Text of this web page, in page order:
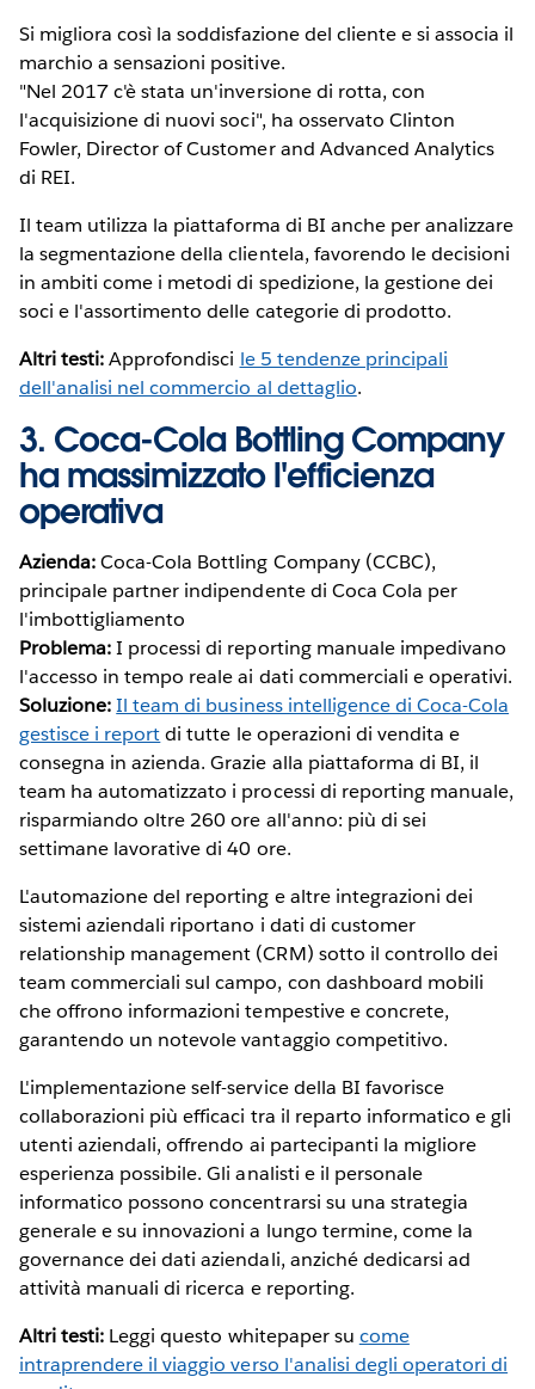
Si migliora così la soddisfazione del cliente e si associa il
marchio a sensazioni positive.
"Nel 2017 c'è stata un'inversione di rotta, con
l'acquisizione di nuovi soci", ha osservato Clinton
Fowler, Director of Customer and Advanced Analytics
di REI.
Il team utilizza la piattaforma di BI anche per analizzare
la segmentazione della clientela, favorendo le decisioni
in ambiti come i metodi di spedizione, la gestione dei
soci e l'assortimento delle categorie di prodotto.
Altri testi:Approfondisci le 5 tendenze principali
dell'analisi nel commercio al dettaglio.
3. Coca-Cola Bottling Company
ha massimizzato l'efficienza
operativa
Azienda:Coca-Cola Bottling Company (CCBC),
principale partner indipendente di Coca Cola per
l'imbottigliamento
Problema:I processi di reporting manuale impedivano
l'accesso in tempo reale ai dati commerciali e operativi.
Soluzione: Il team di business intelligence di Coca-Cola
gestisce i reportdi tutte le operazioni di vendita e
consegna in azienda. Grazie alla piattaforma di BI, il
team ha automatizzato i processi di reporting manuale,
risparmiando oltre 260 ore all'anno: più di sei
settimane lavorative di 40 ore.
L'automazione del reporting e altre integrazioni dei
sistemi aziendali riportano i dati di customer
relationship management (CRM) sotto il controllo dei
team commerciali sul campo, con dashboard mobili
che offrono informazioni tempestive e concrete,
garantendo un notevole vantaggio competitivo.
L'implementazione self-service della BI favorisce
collaborazioni più efficaci tra il reparto informatico e gli
utenti aziendali, offrendo ai partecipanti la migliore
esperienza possibile. Gli analisti e il personale
informatico possono concentrarsi su una strategia
generale e su innovazioni a lungo termine, come la
governance dei dati aziendali, anziché dedicarsi ad
attività manuali di ricerca e reporting.
Altri testi: Leggi questo whitepaper su come
intraprendere il viaggio verso l'analisi degli operatori di